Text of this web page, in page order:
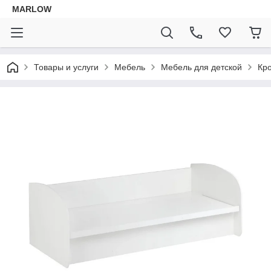
MARLOW
Товары и услуги Мебель Мебель для детской